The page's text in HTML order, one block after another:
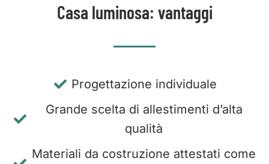
Casa luminosa: vantaggi
Progettazione individuale
Grande scelta di allestimenti d’alta
qualità
Materiali da costruzione attestati come